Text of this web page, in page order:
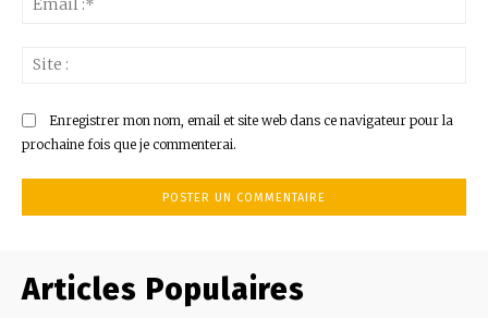
Enregistrer mon nom, email et site web dans ce navigateur pour la
prochaine fois que je commenterai.
Articles Populaires